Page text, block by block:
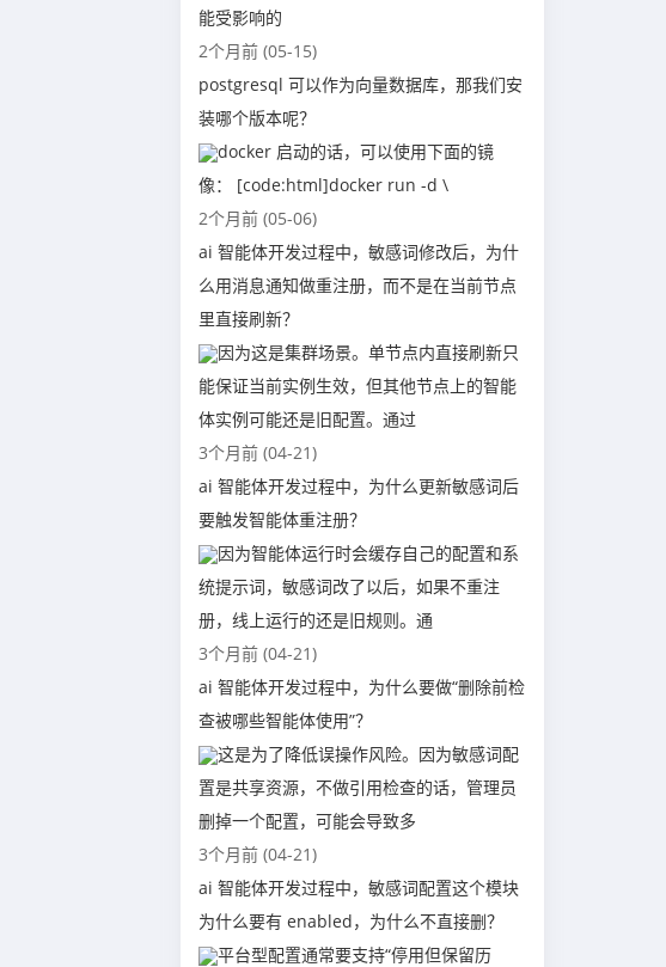
能受影响的
2个月前 (05-15)
postgresql 可以作为向量数据库，那我们安
装哪个版本呢？
docker 启动的话，可以使用下面的镜
像： [code:html]docker run -d \
2个月前 (05-06)
ai 智能体开发过程中，敏感词修改后，为什
么用消息通知做重注册，而不是在当前节点
里直接刷新？
因为这是集群场景。单节点内直接刷新只
能保证当前实例生效，但其他节点上的智能
体实例可能还是旧配置。通过
3个月前 (04-21)
ai 智能体开发过程中，为什么更新敏感词后
要触发智能体重注册？
因为智能体运行时会缓存自己的配置和系
统提示词，敏感词改了以后，如果不重注
册，线上运行的还是旧规则。通
3个月前 (04-21)
ai 智能体开发过程中，为什么要做“删除前检
查被哪些智能体使用”？
这是为了降低误操作风险。因为敏感词配
置是共享资源，不做引用检查的话，管理员
删掉一个配置，可能会导致多
3个月前 (04-21)
ai 智能体开发过程中，敏感词配置这个模块
为什么要有 enabled，为什么不直接删？
平台型配置通常要支持“停用但保留历